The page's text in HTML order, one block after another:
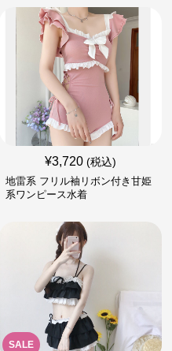
¥3,720 (税込)
地雷系 フリル袖リボン付き甘姫
系ワンピース水着
SALE